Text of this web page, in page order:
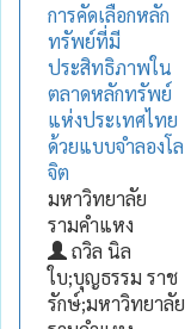
การคัดเลือกหลัก
ทรัพย์ที่มี
ประสิทธิภาพใน
ตลาดหลักทรัพย์
แห่งประเทศไทย
ด้วยแบบจำลองโล
จิต
มหาวิทยาลัย
รามคำแหง
ถวิล นิล
ใบ;บุญธรรม ราช
รักษ์;มหาวิทยาลัย